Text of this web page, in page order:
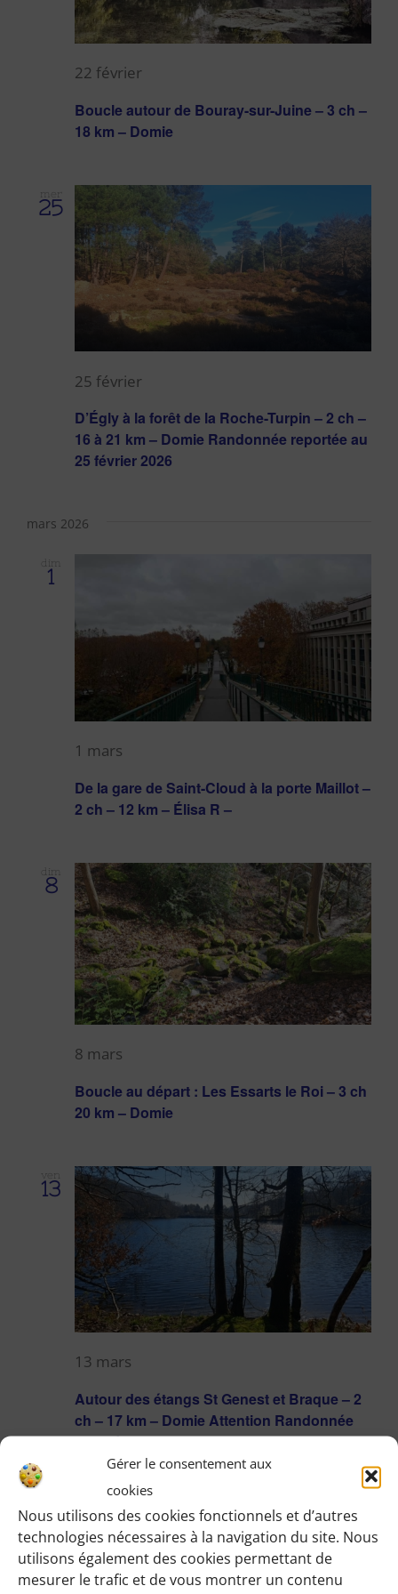
Gérer le consentement aux
cookies
Nous utilisons des cookies fonctionnels et d’autres
technologies nécessaires à la navigation du site. Nous
utilisons également des cookies permettant de
mesurer le trafic et de vous montrer un contenu
Boucle autour de Bouray-sur-Juine – 3 ch –
18 km – Domie
22 février
mer
25
D’Égly à la forêt de la Roche-Turpin – 2 ch –
16 à 21 km – Domie Randonnée reportée au
25 février 2026
25 février
mars 2026
dim
1
De la gare de Saint-Cloud à la porte Maillot –
2 ch – 12 km – Élisa R –
1 mars
dim
8
Boucle au départ : Les Essarts le Roi – 3 ch
20 km – Domie
8 mars
ven
13
Autour des étangs St Genest et Braque – 2
ch – 17 km – Domie Attention Randonnée
annulée
13 mars
15